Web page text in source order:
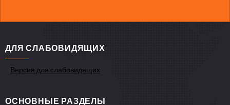
ДЛЯ СЛАБОВИДЯЩИХ
Версия для слабовидящих
ОСНОВНЫЕ РАЗДЕЛЫ